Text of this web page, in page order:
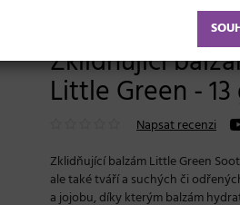
Zklidňující
Little Green - 13
Napsat recenzi
Zklidňující balzám Little Green
ale také tváří a suchých či
a jojobu, díky kterým balzám